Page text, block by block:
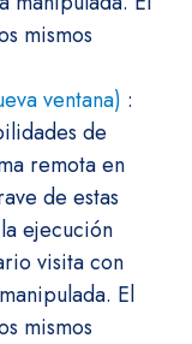
mismos
:
de
remota en
de estas
ejecución
visita con
El
mismos